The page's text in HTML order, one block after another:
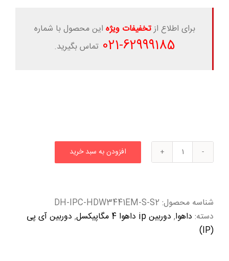
برای اطلاع ازتخفیفات ویژه این محصول با شماره
62999185
-021 تماس بگیرید.
دوربین
مدل
DH-
افزودن به سبد خرید
شناسه محصول: DH-IPC-HDW3441EM-S-S2
دسته: داهوا, دوربین ip داهوا 4 مگاپیکسل , دوربین آی پی
(IP)